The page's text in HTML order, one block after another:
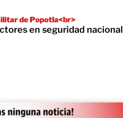
de Popotla<br>
en seguridad nacional